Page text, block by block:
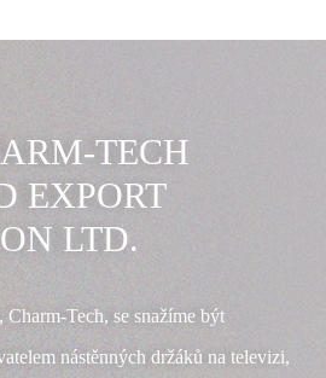
TECH
EXPORT
LTD.
Charm-Tech, se snažíme být
nástěnných držáků na televizi,